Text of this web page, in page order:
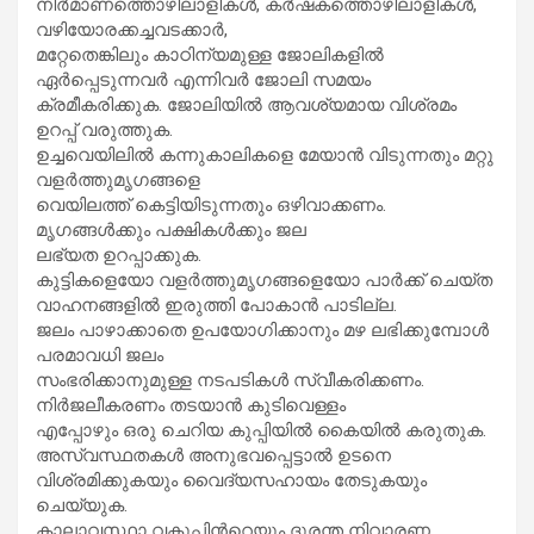
നിർമാണത്തൊഴിലാളികൾ, കർഷകത്തൊഴിലാളികൾ,
വഴിയോരക്കച്ചവടക്കാർ,
മറ്റേതെങ്കിലും കാഠിന്യമുള്ള ജോലികളിൽ
ഏർപ്പെടുന്നവർ എന്നിവർ ജോലി സമയം
ക്രമീകരിക്കുക. ജോലിയിൽ ആവശ്യമായ വിശ്രമം
ഉറപ്പ് വരുത്തുക.
ഉച്ചവെയിലിൽ കന്നുകാലികളെ മേയാൻ വിടുന്നതും മറ്റു
വളർത്തുമൃഗങ്ങളെ
വെയിലത്ത് കെട്ടിയിടുന്നതും ഒഴിവാക്കണം.
മൃഗങ്ങൾക്കും പക്ഷികൾക്കും ജല
ലഭ്യത ഉറപ്പാക്കുക.
കുട്ടികളെയോ വളർത്തുമൃഗങ്ങളെയോ പാർക്ക് ചെയ്ത
വാഹനങ്ങളിൽ ഇരുത്തി പോകാൻ പാടില്ല.
ജലം പാഴാക്കാതെ ഉപയോഗിക്കാനും മഴ ലഭിക്കുമ്പോൾ
പരമാവധി ജലം
സംഭരിക്കാനുമുള്ള നടപടികൾ സ്വീകരിക്കണം.
നിര്‍ജലീകരണം തടയാന്‍ കുടിവെള്ളം
എപ്പോഴും ഒരു ചെറിയ കുപ്പിയില്‍ കൈയില്‍ കരുതുക.
അസ്വസ്ഥതകൾ അനുഭവപ്പെട്ടാൽ ഉടനെ
വിശ്രമിക്കുകയും വൈദ്യസഹായം തേടുകയും
ചെയ്യുക.